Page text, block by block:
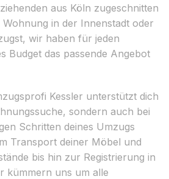
aus Köln zugeschnitten
Wohnung in der Innenstadt oder
wir haben für jeden
Budget das passende Angebot
Kessler unterstützt dich
sondern auch bei
Schritten deines Umzugs
Transport deiner Möbel und
bis hin zur Registrierung in
kümmern uns um alle